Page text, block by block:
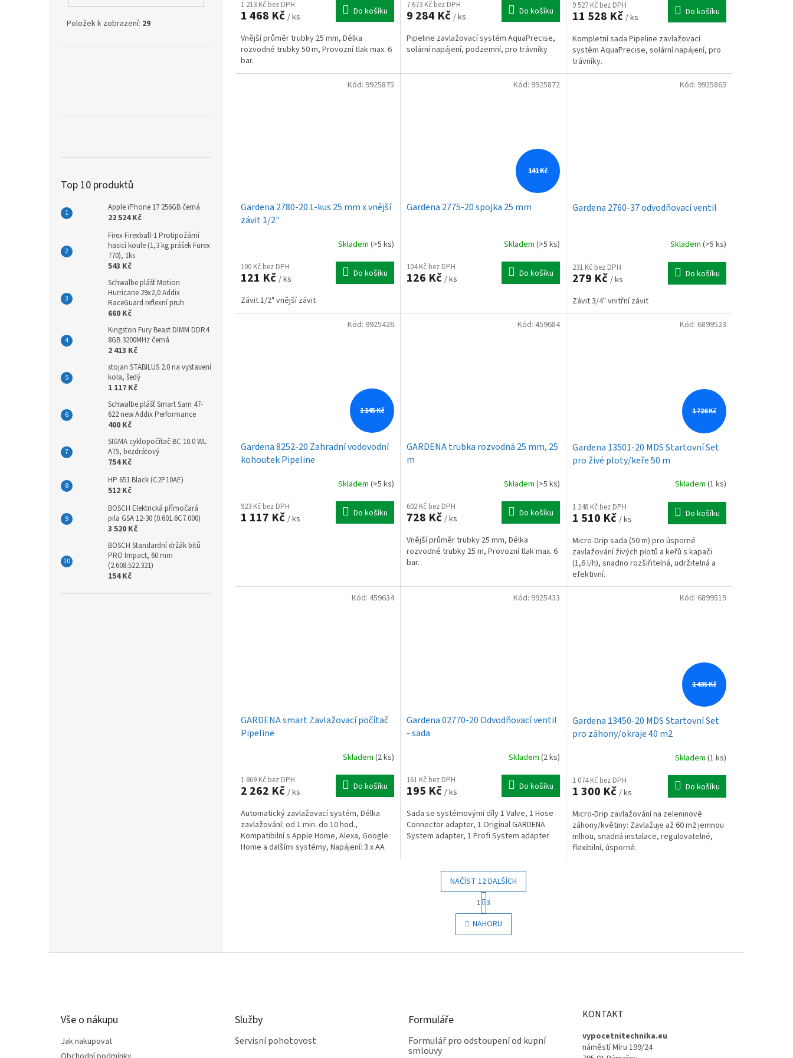
Položek k zobrazení: 29
Top 10 produktů
Apple iPhone 17 256GB černá
22 524 Kč
Firex Firexball-1 Protipožární
hasicí koule (1,3 kg prášek Furex
770), 1ks
543 Kč
Schwalbe plášť Motion
Hurricane 29x2,0 Addix
RaceGuard reflexní pruh
660 Kč
Kingston Fury Beast DIMM DDR4
8GB 3200MHz černá
2 413 Kč
stojan STABILUS 2.0 na vystavení
kola, šedý
1 117 Kč
Schwalbe plášť Smart Sam 47-
622 new Addix Performance
400 Kč
SIGMA cyklopočítač BC 10.0 WL
ATS, bezdrátový
754 Kč
HP 651 Black (C2P10AE)
512 Kč
BOSCH Elektrická přímočará
pila GSA 12-30 (0.601.6C7.000)
3 520 Kč
BOSCH Standardní držák bitů
PRO Impact, 60 mm
(2.608.522.321)
154 Kč
1 213 Kč bez DPH
1 468 Kč / ks Do košíku
Vnější průměr trubky 25 mm, Délka
rozvodné trubky 50 m, Provozní tlak max. 6
bar.
7 673 Kč bez DPH
9 284 Kč / ks Do košíku
Pipeline zavlažovací systém AquaPrecise,
solární napájení, podzemní, pro trávníky
9 527 Kč bez DPH
11 528 Kč / ks Do košíku
Kompletní sada Pipeline zavlažovací
systém AquaPrecise, solární napájení, pro
trávníky.
Gardena 2780-20 L-kus 25 mm x vnější
závit 1/2"
Skladem (>5 ks)
100 Kč bez DPH
121 Kč / ks Do košíku
Závit 1/2" vnější závit
Kód: 9925875
141 Kč
Gardena 2775-20 spojka 25 mm
Skladem (>5 ks)
104 Kč bez DPH
126 Kč / ks Do košíku
Kód: 9925872
Gardena 2760-37 odvodňovací ventil
Skladem (>5 ks)
231 Kč bez DPH
279 Kč / ks Do košíku
Závit 3/4" vnitřní závit
Kód: 9925865
1 145 Kč
Gardena 8252-20 Zahradní vodovodní
kohoutek Pipeline
Skladem (>5 ks)
923 Kč bez DPH
1 117 Kč / ks Do košíku
Kód: 9925426
GARDENA trubka rozvodná 25 mm, 25
m
Skladem (>5 ks)
602 Kč bez DPH
728 Kč / ks Do košíku
Vnější průměr trubky 25 mm, Délka
rozvodné trubky 25 m, Provozní tlak max. 6
bar.
Kód: 459684
1 726 Kč
Gardena 13501-20 MDS Startovní Set
pro živé ploty/keře 50 m
Skladem (1 ks)
1 248 Kč bez DPH
1 510 Kč / ks Do košíku
Micro-Drip sada (50 m) pro úsporné
zavlažování živých plotů a keřů s kapači
(1,6 l/h), snadno rozšiřitelná, udržitelná a
efektivní.
Kód: 6899523
GARDENA smart Zavlažovací počítač
Pipeline
Skladem (2 ks)
1 869 Kč bez DPH
2 262 Kč / ks Do košíku
Automatický zavlažovací systém, Délka
zavlažování: od 1 min. do 10 hod.,
Kompatibilní s Apple Home, Alexa, Google
Home a dalšími systémy, Napájení: 3 x AA
Kód: 459634
Gardena 02770-20 Odvodňovací ventil
- sada
Skladem (2 ks)
161 Kč bez DPH
195 Kč / ks Do košíku
Sada se systémovými díly 1 Valve, 1 Hose
Connector adapter, 1 Original GARDENA
System adapter, 1 Profi System adapter
Kód: 9925433
1 435 Kč
Gardena 13450-20 MDS Startovní Set
pro záhony/okraje 40 m2
Skladem (1 ks)
1 074 Kč bez DPH
1 300 Kč / ks Do košíku
Micro-Drip zavlažování na zeleninové
záhony/květiny: Zavlažuje až 60 m2 jemnou
mlhou, snadná instalace, regulovatelné,
flexibilní, úsporné.
Kód: 6899519
O
v
l
d
y
NAČÍST 12 DALŠÍCH
S
t
r
á
n
o
1 3
NAHORU
Vše o nákupu
Jak nakupovat
Služby
Servisní pohotovost
Formuláře
Formulář pro odstoupení od kupní
smlouvy
KONTAKT
vypocetnitechnika.eu
náměstí Míru 199/24